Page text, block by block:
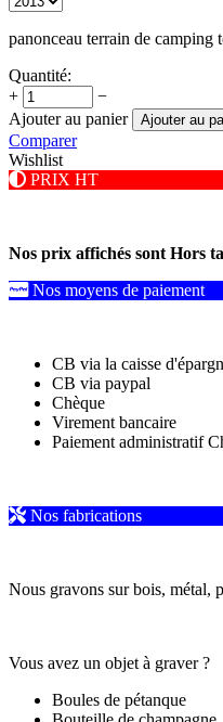
panonceau terrain de camping
Quantité:
+
−
Ajouter au panier
Ajouter au
Comparer
Wishlist
PRIX HT
Nos prix affichés sont Hors
Nos moyens de paiement
CB via la caisse
CB via paypal
Chèque
Virement bancaire
Paiement administratif
Nos fabrications
Nous gravons sur bois, métal,
Vous avez un objet à graver ?
Boules de pétanque